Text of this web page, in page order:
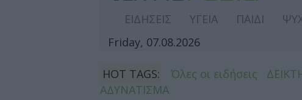
ΕΙΔΗΣΕΙΣ ΥΓΕΙΑ ΠΑΙΔΙ
Friday, 07.08.2026
HOT TAGS: Όλες οι ειδήσεις
ΑΔΥΝΑΤΙΣΜΑ